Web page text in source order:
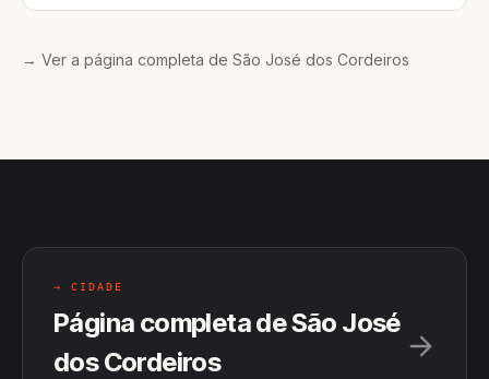
→ Ver a página completa de São José dos Cordeiros
→ CIDADE
Página completa de São José
dos Cordeiros